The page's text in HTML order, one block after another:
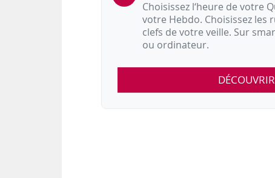
Choisissez l‘heure de votre
votre Hebdo. Choisissez les
clefs de votre veille. Sur
ou ordinateur.
DÉCOUVRIR